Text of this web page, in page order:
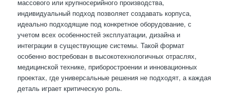
массового или крупносерийного производства,
индивидуальный подход позволяет создавать корпуса,
идеально подходящие под конкретное оборудование, с
учетом всех особенностей эксплуатации, дизайна и
интеграции в существующие системы. Такой формат
особенно востребован в высокотехнологичных отраслях,
медицинской технике, приборостроении и инновационных
проектах, где универсальные решения не подходят, а каждая
деталь играет критическую роль.